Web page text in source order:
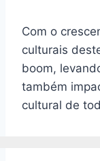
Com o
culturais
boom,
também
cultural de